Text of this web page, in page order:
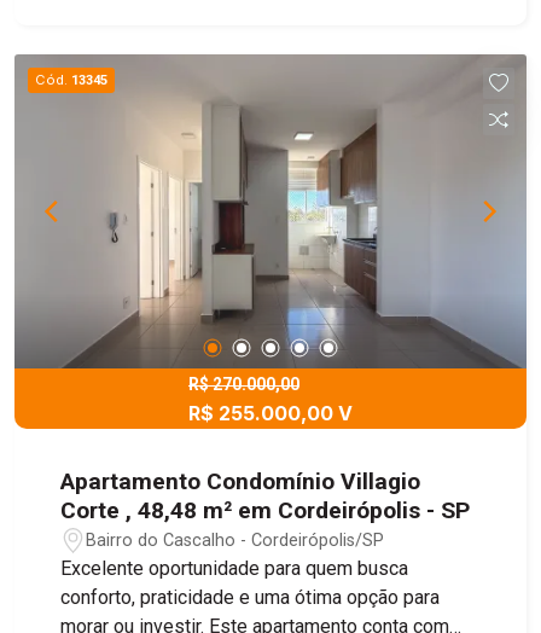
Cód. 13345
R$ 270.000,00
R$ 255.000,00 V
Apartamento Condomínio Villagio
Corte , 48,48 m² em Cordeirópolis - SP
Bairro do Cascalho - Cordeirópolis/SP
Excelente oportunidade para quem busca
conforto, praticidade e uma ótima opção para
morar ou investir. Este apartamento conta com